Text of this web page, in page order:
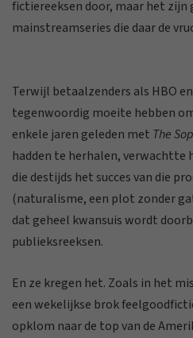
fictiereeksen door, maar het zijn
mainstreamseries die daar de
Terwijl betaalzenders als HBO
tegenwoordig moeite hebben
enkele jaren geleden met The
hadden te herhalen,
die destijds het succes van die
(naturalisme, een plot zonder
dat geheel kwansuis wordt
publieksreeksen.
En ze kregen het. Zoals in het
een wekelijkse brok
opklom naar de top van de